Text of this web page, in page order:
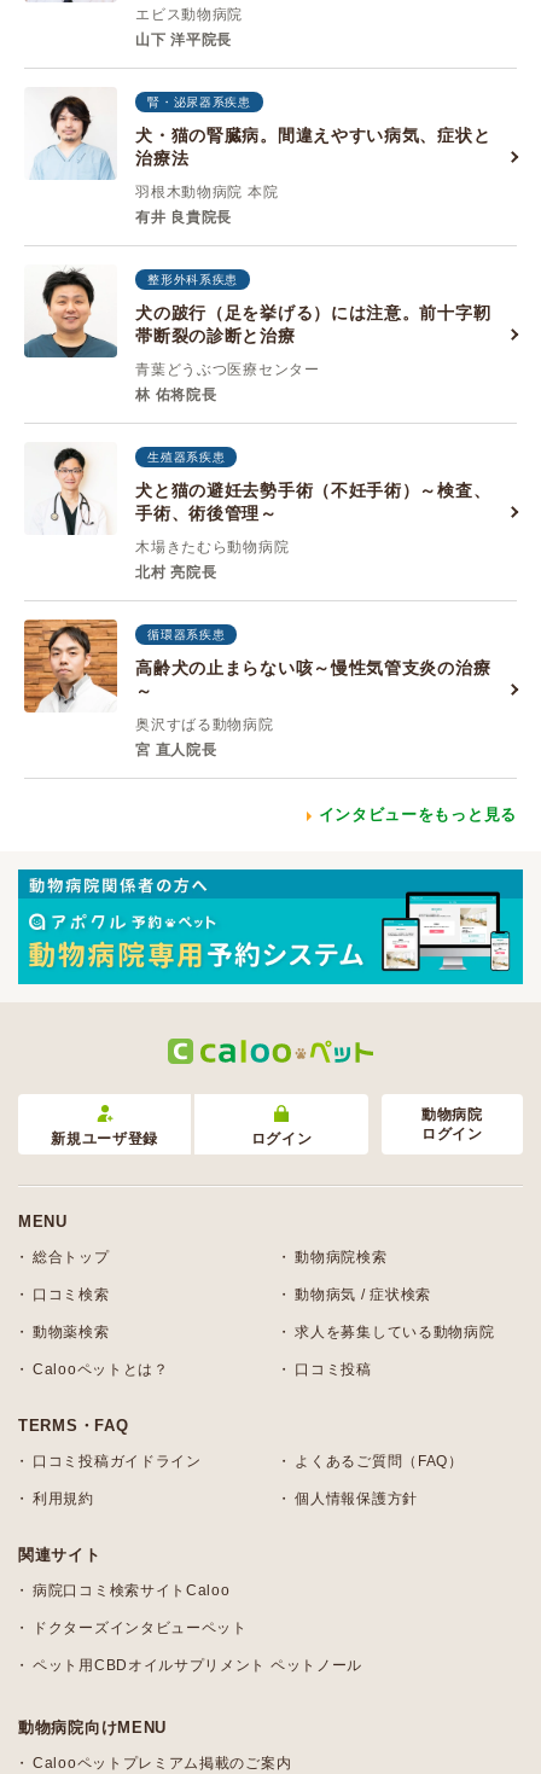
エビス動物病院
山下 洋平院長
腎・泌尿器系疾患
犬・猫の腎臓病。間違えやすい病気、症状と
治療法
羽根木動物病院 本院
有井 良貴院長
整形外科系疾患
犬の跛行（足を挙げる）には注意。前十字靭
帯断裂の診断と治療
青葉どうぶつ医療センター
林 佑将院長
生殖器系疾患
犬と猫の避妊去勢手術（不妊手術）～検査、
手術、術後管理～
木場きたむら動物病院
北村 亮院長
循環器系疾患
高齢犬の止まらない咳～慢性気管支炎の治療
～
奥沢すばる動物病院
宮 直人院長
インタビューをもっと見る
新規ユーザ登録 ログイン
動物病院
ログイン
MENU
総合トップ 動物病院検索
口コミ検索 動物病気 / 症状検索
動物薬検索 求人を募集している動物病院
Calooペットとは？ 口コミ投稿
TERMS・FAQ
口コミ投稿ガイドライン よくあるご質問（FAQ）
利用規約 個人情報保護方針
関連サイト
病院口コミ検索サイトCaloo
ドクターズインタビューペット
ペット用CBDオイルサプリメント ペットノール
動物病院向けMENU
Calooペットプレミアム掲載のご案内